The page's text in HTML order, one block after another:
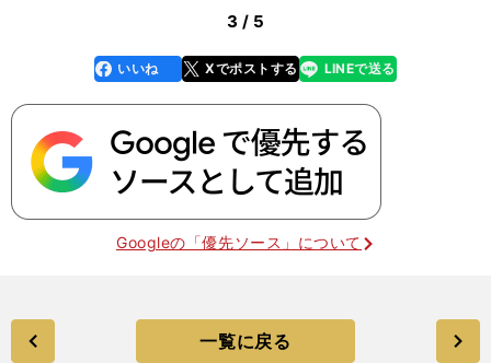
3 / 5
faceboo
k
いいね Xでポストする
line LINEで送る
Googleの「優先ソース」について
一覧に戻る